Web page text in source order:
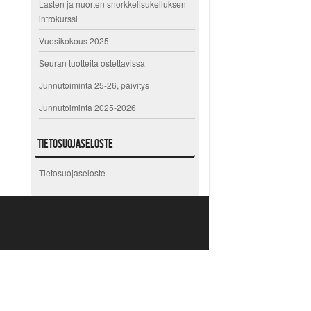
Lasten ja nuorten snorkkelisukelluksen
introkurssi
Vuosikokous 2025
Seuran tuotteita ostettavissa
Junnutoiminta 25-26, päivitys
Junnutoiminta 2025-2026
Tietosuojaseloste
Tietosuojaseloste